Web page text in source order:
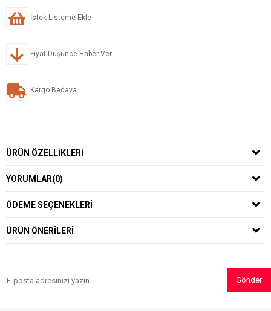
İstek Listeme Ekle
Fiyat Düşünce Haber Ver
Kargo Bedava
ÜRÜN ÖZELLIKLERI
YORUMLAR(0)
ÖDEME SEÇENEKLERI
ÜRÜN ÖNERILERI
Gönder